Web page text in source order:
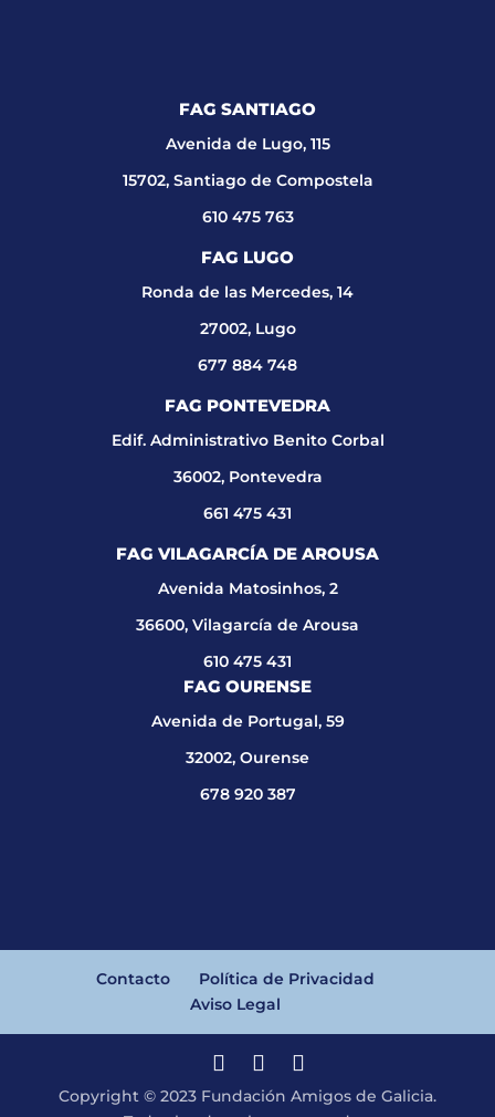
FAG SANTIAGO
Avenida de Lugo, 115
15702, Santiago de Compostela
610 475 763
FAG LUGO
Ronda de las Mercedes, 14
27002, Lugo
677 884 748
FAG PONTEVEDRA
Edif. Administrativo Benito Corbal
36002, Pontevedra
661 475 431
FAG VILAGARCÍA DE AROUSA
Avenida Matosinhos, 2
36600, Vilagarcía de Arousa
610 475 431
FAG OURENSE
Avenida de Portugal, 59
32002, Ourense
678 920 387
Contacto
Política de Privacidad
Aviso Legal
Copyright © 2023 Fundación Amigos de Galicia.